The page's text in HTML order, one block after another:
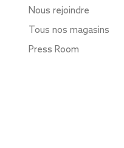
Nous rejoindre
Tous nos magasins
Press Room